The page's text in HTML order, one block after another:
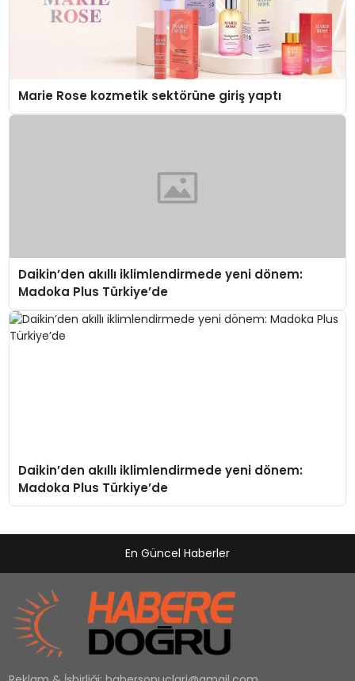
Marie Rose kozmetik sektörüne giriş yaptı
Daikin’den akıllı iklimlendirmede yeni dönem:
Madoka Plus Türkiye’de
Daikin’den akıllı iklimlendirmede yeni dönem:
Madoka Plus Türkiye’de
En Güncel Haberler